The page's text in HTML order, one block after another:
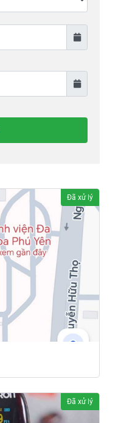
Đã xử lý
Đã xử lý